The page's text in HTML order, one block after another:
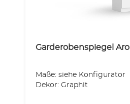
Garderobenspiegel
Maße: siehe Konfigurator
Dekor: Graphit